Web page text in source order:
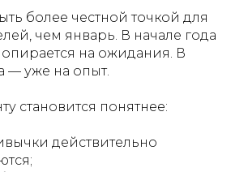
более честной точкой для
чем январь. В начале года
опирается на ожидания. В
— уже на опыт.
становится понятнее:
действительно